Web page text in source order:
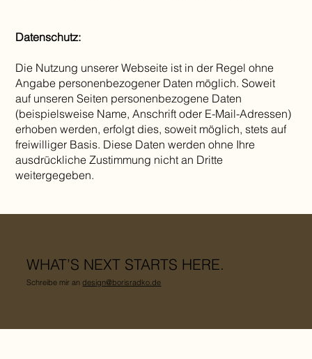
Datenschutz:
Die Nutzung unserer Webseite ist in der Regel ohne
Angabe personenbezogener Daten möglich. Soweit
auf unseren Seiten personenbezogene Daten
(beispielsweise Name, Anschrift oder E-Mail-Adressen)
erhoben werden, erfolgt dies, soweit möglich, stets auf
freiwilliger Basis. Diese Daten werden ohne Ihre
ausdrückliche Zustimmung nicht an Dritte
weitergegeben.
WHAT’S NEXT STARTS HERE.
Schreibe mir andesign@borisradko.de